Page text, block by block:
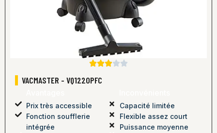
VACMASTER - VQ1220PFC
Prix très accessible
Fonction soufflerie
intégrée
Capacité limitée
Flexible assez court
Puissance moyenne